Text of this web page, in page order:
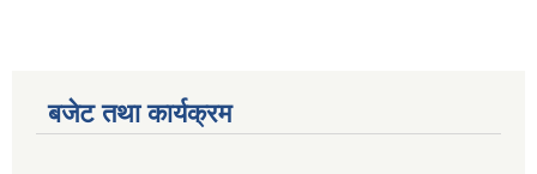
बजेट तथा कार्यक्रम